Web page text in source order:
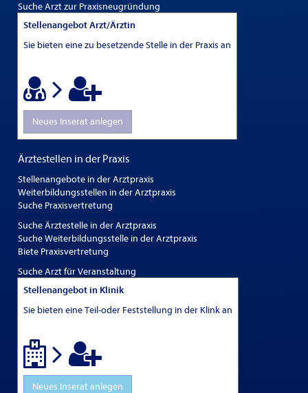
Suche Arzt zur Praxisneugründung
Stellenangebot Arzt/Ärztin
Sie bieten eine zu besetzende Stelle in der Praxis an
Neues Inserat anlegen
Ärztestellen in der Praxis
Stellenangebote in der Arztpraxis
Weiterbildungsstellen in der Arztpraxis
Suche Praxisvertretung
Suche Ärztestelle in der Arztpraxis
Suche Weiterbildungsstelle in der Arztpraxis
Biete Praxisvertretung
Suche Arzt für Veranstaltung
Stellenangebot in Klinik
Sie bieten eine Teil-oder Feststellung in der Klink an
Neues Inserat anlegen